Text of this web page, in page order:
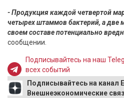
- Продукция каждой четвертой
четырех штаммов бактерий, а две
своем составе потенциально
сообщении.
Подписывайтесь на наш
всех событий
Подписывайтесь на канал
Внешнеэкономические